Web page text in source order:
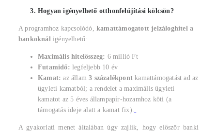
Hogyan igényelhető otthonfelújítási kölcsön?
A programhoz kapcsolódó, kamattámogatott jelzáloghitel a
bankoknál igényelhető:
Maximális hitelösszeg: 6 millió Ft
Futamidő: legfeljebb 10 év
Kamat: az állam3 százalékpont kamattámogatást ad az
ügyleti kamatból; a rendelet a maximális ügyleti
kamatot az 5 éves állampapír-hozamhoz köti (a
támogatás ideje alatt a kamat fix).
A gyakorlati menet általában úgy zajlik, hogy először banki